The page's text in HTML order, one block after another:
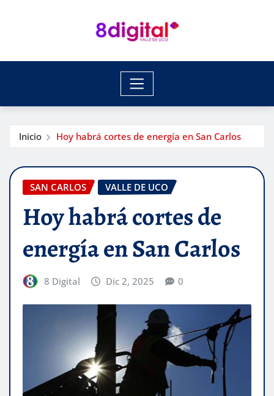
Inicio Hoy habrá cortes de energía en San Carlos
SAN CARLOS VALLE DE UCO
Hoy habrá cortes de
energía en San Carlos
8 Digital Dic 2, 2025 0